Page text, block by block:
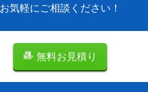
お気軽にご相談ください！
無料お見積り